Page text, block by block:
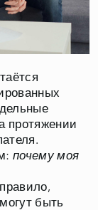
протяжении
почему моя
быть